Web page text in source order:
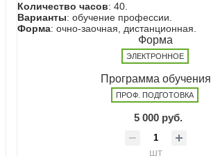
Количество часов: 40.
Варианты: обучение профессии.
Форма: очно-заочная, дистанционная.
Форма
ЭЛЕКТРОННОЕ
Программа обучения
ПРОФ. ПОДГОТОВКА
5 000 руб.
шт